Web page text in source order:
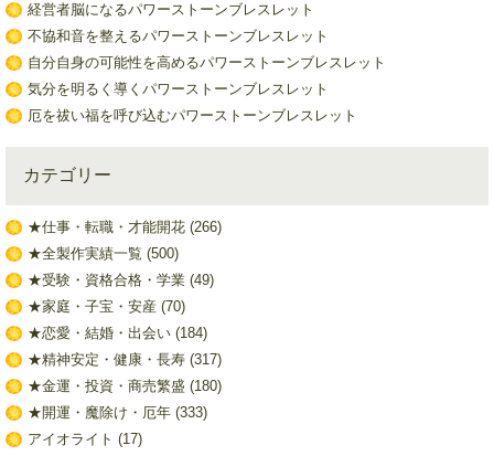
経営者脳になるパワーストーンブレスレット
不協和音を整えるパワーストーンブレスレット
自分自身の可能性を高めるパワーストーンブレスレット
気分を明るく導くパワーストーンブレスレット
厄を祓い福を呼び込むパワーストーンブレスレット
カテゴリー
★仕事・転職・才能開花(266)
★全製作実績一覧 (500)
★受験・資格合格・学業(49)
★家庭・子宝・安産(70)
★恋愛・結婚・出会い(184)
★精神安定・健康・長寿(317)
★金運・投資・商売繁盛 (180)
★開運・魔除け・厄年(333)
アイオライト (17)